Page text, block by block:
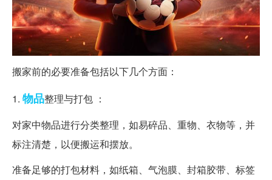
搬家前的必要准备包括以下几个方面：
1. 物品整理与打包 ：
对家中物品进行分类整理，如易碎品、重物、衣物等，并
标注清楚，以便搬运和摆放。
准备足够的打包材料，如纸箱、气泡膜、封箱胶带、标签